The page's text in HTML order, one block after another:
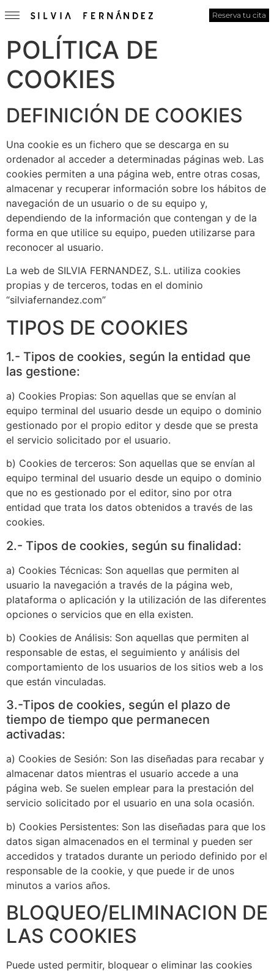
Reserva tu cita
POLÍTICA DE
COOKIES
DEFINICIÓN DE COOKIES
Una cookie es un fichero que se descarga en su
ordenador al acceder a determinadas páginas web. Las
cookies permiten a una página web, entre otras cosas,
almacenar y recuperar información sobre los hábitos de
navegación de un usuario o de su equipo y,
dependiendo de la información que contengan y de la
forma en que utilice su equipo, pueden utilizarse para
reconocer al usuario.
La web de SILVIA FERNANDEZ, S.L. utiliza cookies
propias y de terceros, todas en el dominio
“silviafernandez.com”
TIPOS DE COOKIES
1.- Tipos de cookies, según la entidad que
las gestione:
a) Cookies Propias: Son aquellas que se envían al
equipo terminal del usuario desde un equipo o dominio
gestionado por el propio editor y desde que se presta
el servicio solicitado por el usuario.
b) Cookies de terceros: Son aquellas que se envían al
equipo terminal del usuario desde un equipo o dominio
que no es gestionado por el editor, sino por otra
entidad que trata los datos obtenidos a través de las
cookies.
2.- Tipos de cookies, según su finalidad:
a) Cookies Técnicas: Son aquellas que permiten al
usuario la navegación a través de la página web,
plataforma o aplicación y la utilización de las diferentes
opciones o servicios que en ella existen.
b) Cookies de Análisis: Son aquellas que permiten al
responsable de estas, el seguimiento y análisis del
comportamiento de los usuarios de los sitios web a los
que están vinculadas.
3.-Tipos de cookies, según el plazo de
tiempo de tiempo que permanecen
activadas:
a) Cookies de Sesión: Son las diseñadas para recabar y
almacenar datos mientras el usuario accede a una
página web. Se suelen emplear para la prestación del
servicio solicitado por el usuario en una sola ocasión.
b) Cookies Persistentes: Son las diseñadas para que los
datos sigan almacenados en el terminal y pueden ser
accedidos y tratados durante un periodo definido por el
responsable de la cookie, y que puede ir de unos
minutos a varios años.
BLOQUEO/ELIMINACION DE
LAS COOKIES
Puede usted permitir, bloquear o eliminar las cookies